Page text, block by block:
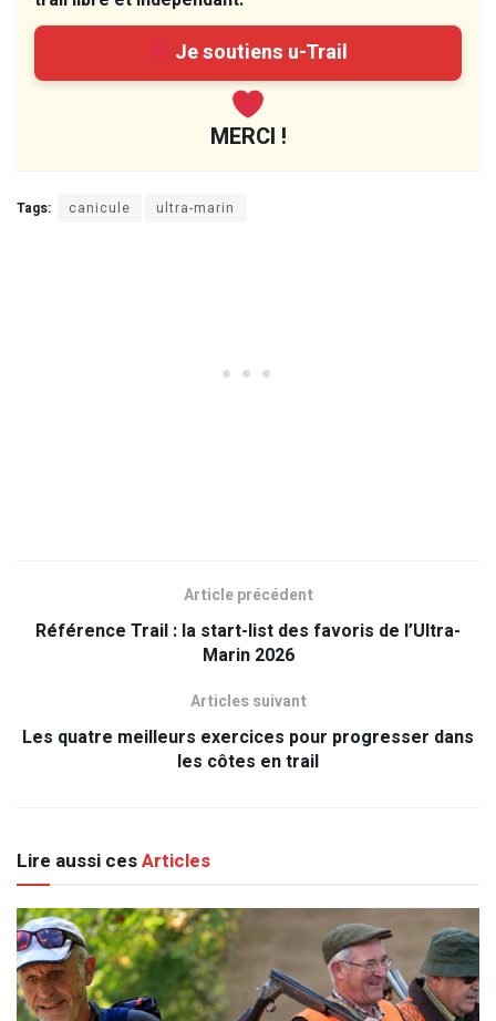
Je soutiens u-Trail
MERCI !
Tags: canicule ultra-marin
Article précédent
Référence Trail : la start-list des favoris de l’Ultra-
Marin 2026
Articles suivant
Les quatre meilleurs exercices pour progresser dans
les côtes en trail
Lire aussi cesArticles